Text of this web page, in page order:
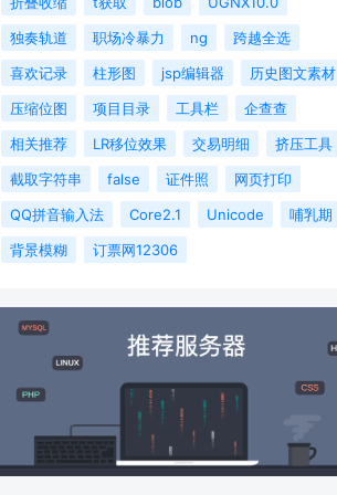
独奏轨道
职场冷暴力 ng
跨越全选
喜欢记录
柱形图 jsp编辑器
历史图文素材
压缩位图
项目目录 工具栏
企查查
相关推荐
LR移位效果 交易明细
挤压工具
截取字符串
false 证件照
网页打印
QQ拼音输入法
Core2.1 Unicode
哺乳期
背景模糊
订票网12306